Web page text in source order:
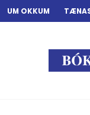
UM OKKUM